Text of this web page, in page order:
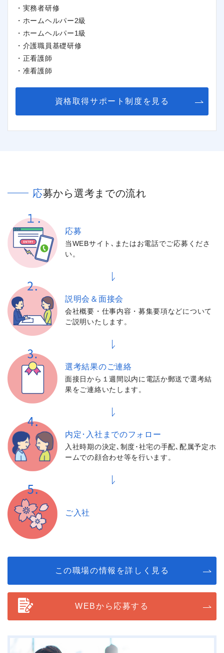
・実務者研修
・ホームヘルパー2級
・ホームヘルパー1級
・介護職員基礎研修
・正看護師
・准看護師
資格取得サポート制度を見る
応募から選考までの流れ
応募
当WEBサイト､またはお電話でご応募くださ
い。
説明会＆面接会
会社概要・仕事内容・募集要項などについて
ご説明いたします。
選考結果のご連絡
面接日から１週間以内に電話か郵送で選考結
果をご連絡いたします。
内定･入社までのフォロー
入社時期の決定､制度･社宅の手配､配属予定ホ
ームでの顔合わせ等を行います。
ご入社
この職場の情報を詳しく見る
WEBから応募する